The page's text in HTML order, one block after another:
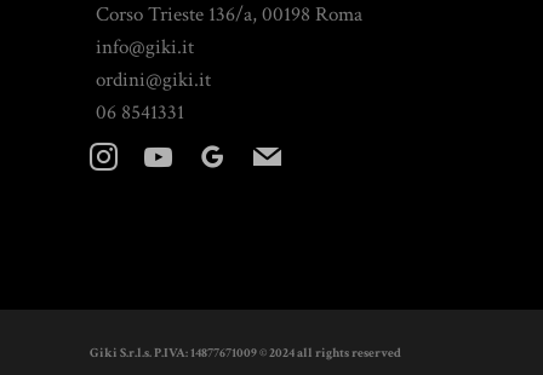
Corso Trieste 136/a, 00198 Roma
info@giki.it
ordini@giki.it
06 8541331
instagramyoutubegoogleplus
mail
Giki S.r.l.s. P.IVA: 14877671009 © 2024 all rights reserved